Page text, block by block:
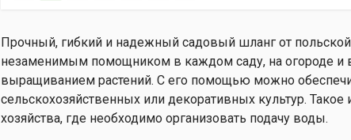
Прочный, гибкий и надежный садовый шланг от
незаменимым помощником в каждом саду, на огороде и
выращиванием растений. С его помощью можно
сельскохозяйственных или декоративных культур.
хозяйства, где необходимо организовать подачу воды.